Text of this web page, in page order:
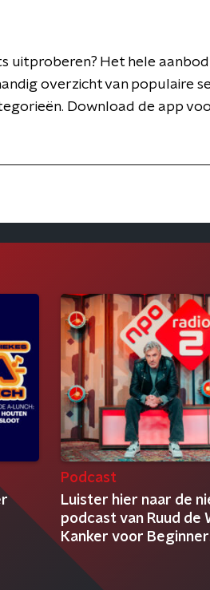
uitproberen? Het hele
overzicht van populaire
Download de app
Podcast
Luister hier naar de
podcast van Ruud de
Kanker voor